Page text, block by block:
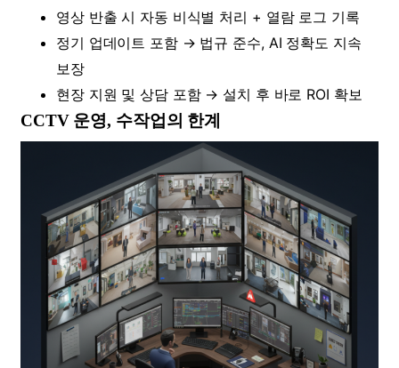
영상 반출 시 자동 비식별 처리 + 열람 로그 기록
정기 업데이트 포함 → 법규 준수, AI 정확도 지속
보장
현장 지원 및 상담 포함 → 설치 후 바로 ROI 확보
CCTV 운영, 수작업의 한계